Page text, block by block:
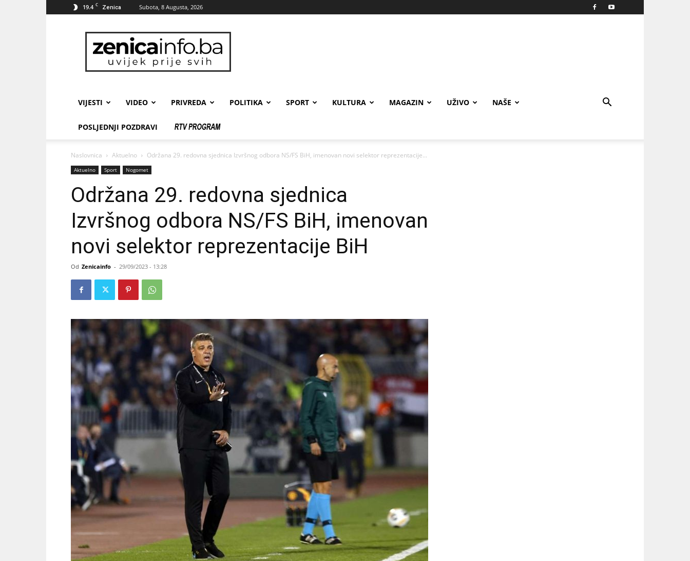
19.4 C Zenica Subota, 8 Augusta, 2026
zenicainfo.ba
VIJESTI VIDEO PRIVREDA POLITIKA SPORT KULTURA MAGAZIN UŽIVO NAŠE
POSLJEDNJI POZDRAVI
Naslovnica Aktuelno Održana 29. redovna sjednica Izvršnog odbora NS/FS BiH, imenovan novi selektor reprezentacije...
Aktuelno Sport Nogomet
Održana 29. redovna sjednica
Izvršnog odbora NS/FS BiH, imenovan
novi selektor reprezentacije BiH
Od Zenicainfo - 29/09/2023 - 13:28